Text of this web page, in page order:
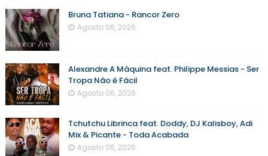
Bruna Tatiana - Rancor Zero
Agosto 06, 2026
Alexandre A Máquina feat. Philippe Messias - Ser
Tropa Não é Fácil
Agosto 06, 2026
Tchutchu Librinca feat. Doddy, DJ Kalisboy, Adi
Mix & Picante - Toda Acabada
Agosto 05, 2026